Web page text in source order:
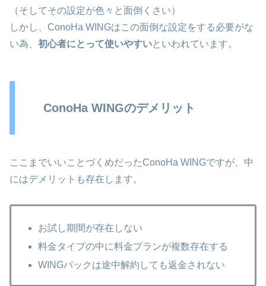
（そしてその設定が色々と面倒くさい）
しかし、ConoHa WINGはこの面倒な設定をする必要がな
い為、 初心者にとって使いやすいといわれています。
ConoHa WINGのデメリット
ここまでいいことづくめだったConoHa WINGですが、中
にはデメリットも存在します。
お試し期間が存在しない
料金タイプの中に料金プランが複数存在する
WINGパックは途中解約しても返金されない